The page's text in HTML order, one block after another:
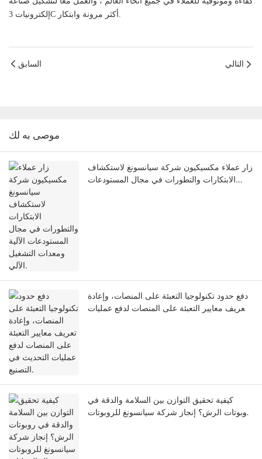
إلكترونيات 3C أكثر مرونة وابتكار.
السابق التالي
موصى به لك
زار عملاء مكسيكيون شركة سيانسونغ لاستكشاف
الابتكارات والتطورات في مجال المستودعات
دفع حدود تكنولوجيا التعبئة على المنصات، وإعادة
تعريف معايير التعبئة على المنصات لدفع عمليات
كيفية تحقيق التوازن بين السلامة والدقة في
روبوتات الرش؟ إنجاز شركة سيانسونغ للروبوتات